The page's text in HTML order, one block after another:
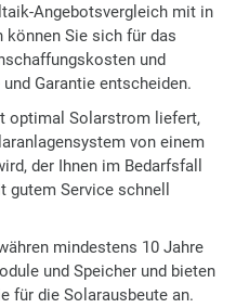
Angebotsvergleich mit in
können Sie sich für das
und
Garantie entscheiden.
optimal Solarstrom liefert,
von einem
der Ihnen im Bedarfsfall
Service schnell
mindestens 10 Jahre
und Speicher und bieten
für die Solarausbeute an.